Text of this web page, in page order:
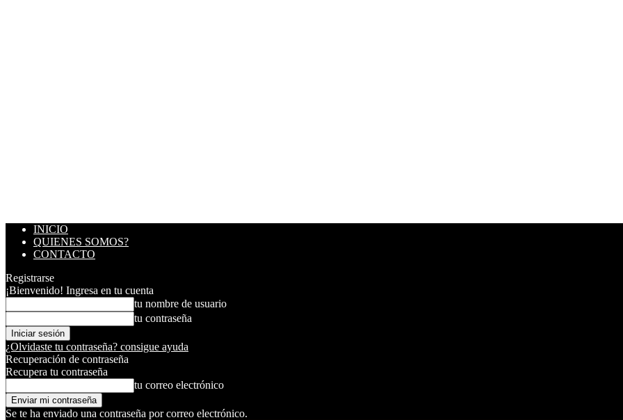
INICIO
QUIENES SOMOS?
CONTACTO
Registrarse
¡Bienvenido! Ingresa en tu cuenta
tu nombre de usuario
tu contraseña
¿Olvidaste tu contraseña? consigue ayuda
Recuperación de contraseña
Recupera tu contraseña
tu correo electrónico
Se te ha enviado una contraseña por correo electrónico.